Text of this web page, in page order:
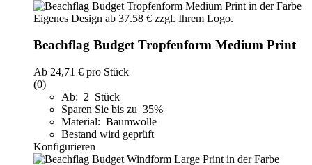
Beachflag Budget Tropfenform Medium Print
Ab 24,71 € pro Stück
(0)
Ab: 2 Stück
Sparen Sie bis zu 35%
Material: Baumwolle
Bestand wird geprüft
Konfigurieren